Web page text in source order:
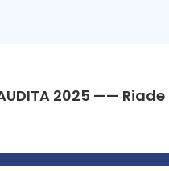
2025 —— Riade